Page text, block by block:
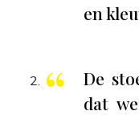
en
De
dat